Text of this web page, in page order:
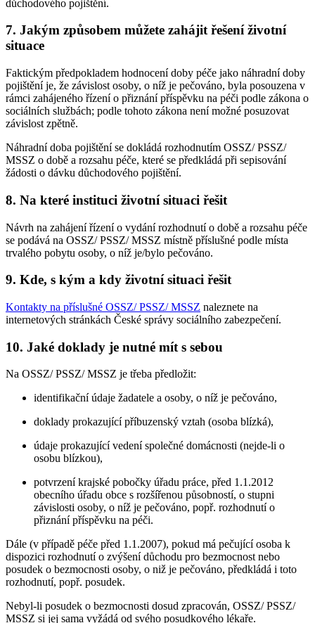
důchodového pojištění.
7. Jakým způsobem můžete zahájit řešení životní
situace
Faktickým předpokladem hodnocení doby péče jako náhradní doby
pojištění je, že závislost osoby, o níž je pečováno, byla posouzena v
rámci zahájeného řízení o přiznání příspěvku na péči podle zákona o
sociálních službách; podle tohoto zákona není možné posuzovat
závislost zpětně.
Náhradní doba pojištění se dokládá rozhodnutím OSSZ/ PSSZ/
MSSZ o době a rozsahu péče, které se předkládá při sepisování
žádosti o dávku důchodového pojištění.
8. Na které instituci životní situaci řešit
Návrh na zahájení řízení o vydání rozhodnutí o době a rozsahu péče
se podává na OSSZ/ PSSZ/ MSSZ místně příslušné podle místa
trvalého pobytu osoby, o níž je/bylo pečováno.
9. Kde, s kým a kdy životní situaci řešit
Kontakty na příslušné OSSZ/ PSSZ/ MSSZ naleznete na
internetových stránkách České správy sociálního zabezpečení.
10. Jaké doklady je nutné mít s sebou
Na OSSZ/ PSSZ/ MSSZ je třeba předložit:
identifikační údaje žadatele a osoby, o níž je pečováno,
doklady prokazující příbuzenský vztah (osoba blízká),
údaje prokazující vedení společné domácnosti (nejde-li o
osobu blízkou),
potvrzení krajské pobočky úřadu práce, před 1.1.2012
obecního úřadu obce s rozšířenou působností, o stupni
závislosti osoby, o níž je pečováno, popř. rozhodnutí o
přiznání příspěvku na péči.
Dále (v případě péče před 1.1.2007), pokud má pečující osoba k
dispozici rozhodnutí o zvýšení důchodu pro bezmocnost nebo
posudek o bezmocnosti osoby, o niž je pečováno, předkládá i toto
rozhodnutí, popř. posudek.
Nebyl-li posudek o bezmocnosti dosud zpracován, OSSZ/ PSSZ/
MSSZ si jej sama vyžádá od svého posudkového lékaře.